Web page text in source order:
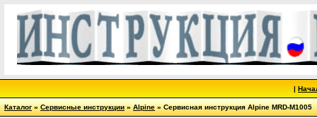
|
Каталог»Сервисные инструкции»Alpine» Сервисная инструкция Alpine MRD-M1005